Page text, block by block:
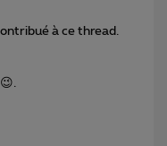
à ce thread.